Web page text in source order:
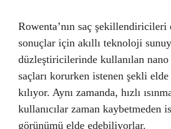
Rowenta’nın saç şekillendiricileri
sonuçlar için akıllı teknoloji
düzleştiricilerinde kullanılan
saçları korurken istenen şekli
kılıyor. Aynı zamanda, hızlı
kullanıcılar zaman kaybetmeden
görünümü elde edebiliyorlar.